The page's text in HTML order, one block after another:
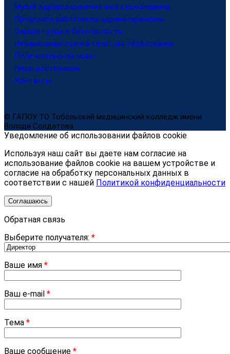
Музей здравоохранения им.а.к.новопашина
Профсоюз работников здравоохранения
Охрана труда и безопасность
Независимая оценка качества образования
Попечительский совет
Наши достижения
Контакты
© ГАПОУ ТО Тобольский медицинский колледж имени
Володи Солдатова
Уведомление об использовании файлов cookie
Используя наш сайт вы даете нам согласие на
использование файлов cookie на вашем устройстве и
согласие на обработку персональных данных в
соответствии с нашей Политикой конфиденциальности
Соглашаюсь
Обратная связь
Выберите получателя: *
Ваше имя *
Ваш e-mail *
Тема *
Ваше сообщение *